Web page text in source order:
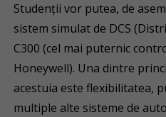
Studenții vor putea, de
sistem simulat de DCS
C300 (cel mai puternic
Honeywell). Una dintre
acestuia este flexibilitatea,
multiple alte sisteme de